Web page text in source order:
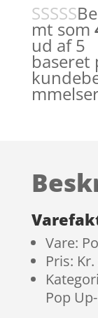
mt som
ud af 5
baseret
Vare:
Pris:
Pop